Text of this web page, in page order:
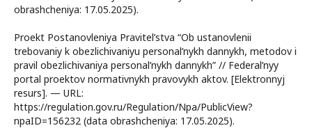
obrashcheniya: 17.05.2025).
Proekt Postanovleniya Pravitel’stva “Ob ustanovlenii
trebovaniy k obezlichivaniyu personal’nykh dannykh, metodov i
pravil obezlichivaniya personal’nykh dannykh” // Federal’nyy
portal proektov normativnykh pravovykh aktov. [Elektronnyj
resurs]. — URL:
https://regulation.gov.ru/Regulation/Npa/PublicView?
npaID=156232 (data obrashcheniya: 17.05.2025).